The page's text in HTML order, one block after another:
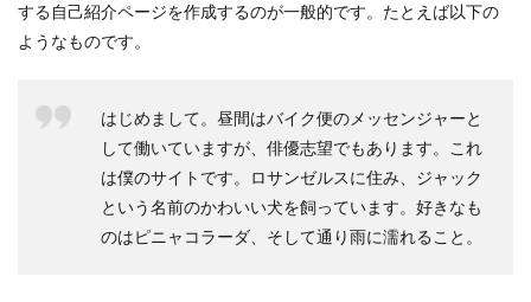
する自己紹介ページを作成するのが一般的です。たとえば以下の
ようなものです。
はじめまして。昼間はバイク便のメッセンジャーと
して働いていますが、俳優志望でもあります。これ
は僕のサイトです。ロサンゼルスに住み、ジャック
という名前のかわいい犬を飼っています。好きなも
のはピニャコラーダ、そして通り雨に濡れること。